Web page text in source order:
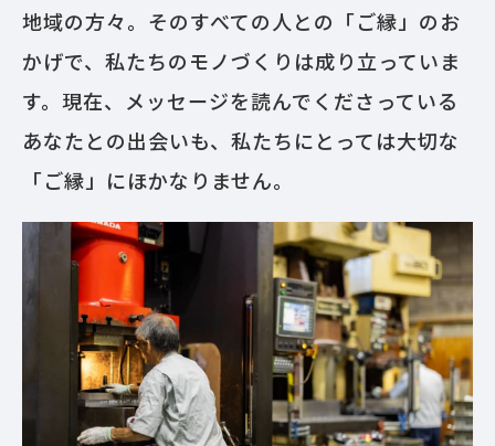
地域の方々。そのすべての人との「ご縁」のお
かげで、私たちのモノづくりは成り立っていま
す。現在、メッセージを読んでくださっている
あなたとの出会いも、私たちにとっては大切な
「ご縁」にほかなりません。